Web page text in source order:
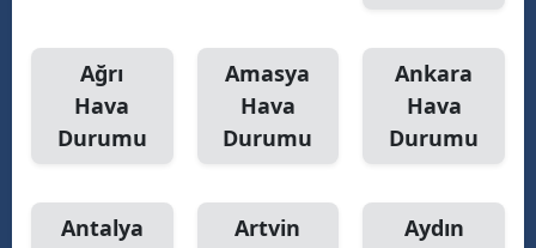
Ağrı
Hava
Durumu
Amasya
Hava
Durumu
Ankara
Hava
Durumu
Antalya
Artvin
Aydın